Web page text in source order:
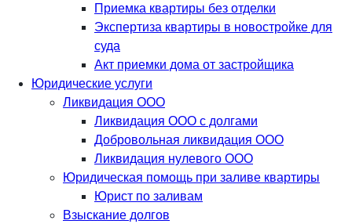
Приемка квартиры без отделки
Экспертиза квартиры в новостройке для
суда
Акт приемки дома от застройщика
Юридические услуги
Ликвидация ООО
Ликвидация ООО с долгами
Добровольная ликвидация ООО
Ликвидация нулевого ООО
Юридическая помощь при заливе квартиры
Юрист по заливам
Взыскание долгов